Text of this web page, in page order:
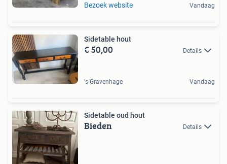
Bezoek website Vandaag
Sidetable hout
€ 50,00 Details
's-Gravenhage Vandaag
Sidetable oud hout
Bieden Details